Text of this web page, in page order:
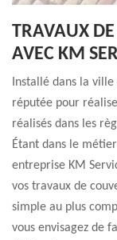
TRAVAUX DE
AVEC KM
Installé dans la
réputée pour
réalisés dans les
Étant dans le
entreprise KM
vos travaux de
simple au plus
vous envisagez de